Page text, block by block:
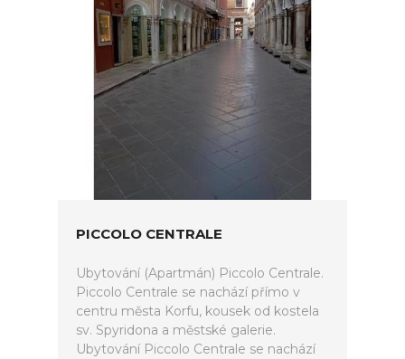
PICCOLO CENTRALE
Ubytování (Apartmán) Piccolo Centrale.
Piccolo Centrale se nachází přímo v
centru města Korfu, kousek od kostela
sv. Spyridona a městské galerie.
Ubytování Piccolo Centrale se nachází